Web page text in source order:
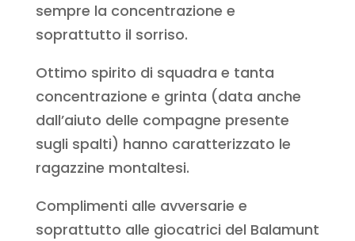
sempre la concentrazione e
soprattutto il sorriso.
Ottimo spirito di squadra e tanta
concentrazione e grinta (data anche
dall’aiuto delle compagne presente
sugli spalti) hanno caratterizzato le
ragazzine montaltesi.
Complimenti alle avversarie e
soprattutto alle giocatrici del Balamunt